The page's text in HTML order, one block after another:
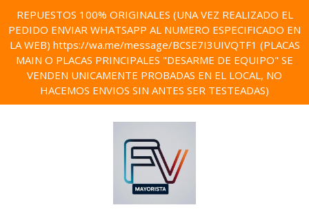
REPUESTOS 100% ORIGINALES (UNA VEZ REALIZADO EL
PEDIDO ENVIAR WHATSAPP AL NUMERO ESPECIFICADO EN
LA WEB) https://wa.me/message/BCSE7I3UIVQTF1 (PLACAS
MAIN O PLACAS PRINCIPALES "DESARME DE EQUIPO" SE
VENDEN UNICAMENTE PROBADAS EN EL LOCAL, NO
HACEMOS ENVIOS SIN ANTES SER TESTEADAS)